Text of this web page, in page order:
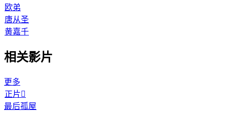
欧弟
唐从圣
黄嘉千
相关影片
更多
正片
最后孤屋